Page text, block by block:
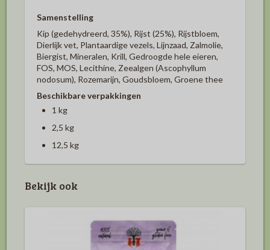
Samenstelling
Kip (gedehydreerd, 35%), Rijst (25%), Rijstbloem,
Dierlijk vet, Plantaardige vezels, Lijnzaad, Zalmolie,
Biergist, Mineralen, Krill, Gedroogde hele eieren,
FOS, MOS, Lecithine, Zeealgen (Ascophyllum
nodosum), Rozemarijn, Goudsbloem, Groene thee
Beschikbare verpakkingen
1 kg
2,5 kg
12,5 kg
Bekijk ook